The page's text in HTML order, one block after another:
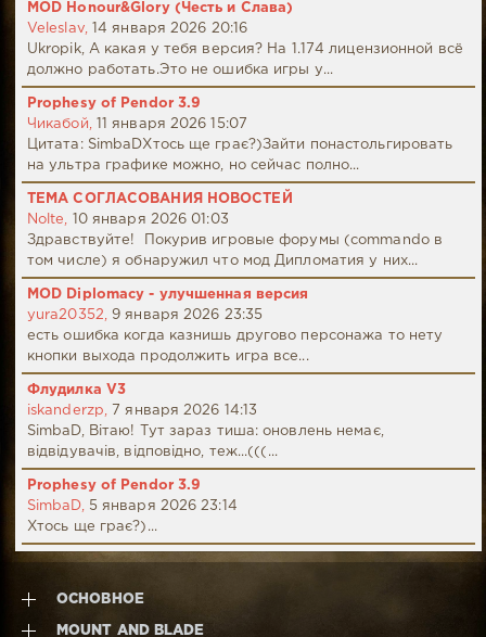
MOD Honour&Glory (Честь и Слава)
Veleslav,
14 января 2026 20:16
Ukropik, А какая у тебя версия? На 1.174 лицензионной всё
должно работать.Это не ошибка игры у...
Prophesy of Pendor 3.9
Чикабой,
11 января 2026 15:07
Цитата: SimbaDХтось ще грає?)Зайти понастольгировать
на ультра графике можно, но сейчас полно...
ТЕМА СОГЛАСОВАНИЯ НОВОСТЕЙ
Nolte,
10 января 2026 01:03
Здравствуйте! Покурив игровые форумы (commando в
том числе) я обнаружил что мод Дипломатия у них...
MOD Diplomacy - улучшенная версия
yura20352,
9 января 2026 23:35
есть ошибка когда казнишь другово персонажа то нету
кнопки выхода продолжить игра все...
Флудилка V3
iskanderzp,
7 января 2026 14:13
SimbaD, Вітаю! Тут зараз тиша: оновлень немає,
відвідувачів, відповідно, теж...(((...
Prophesy of Pendor 3.9
SimbaD,
5 января 2026 23:14
Хтось ще грає?)...
ОСНОВНОЕ
MOUNT AND BLADE